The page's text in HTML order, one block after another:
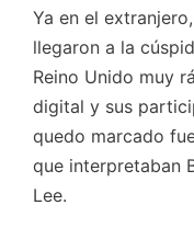
Ya en el
llegaron a la
Reino Unido muy
digital y sus
quedo marcado
que interpretaban
Lee.